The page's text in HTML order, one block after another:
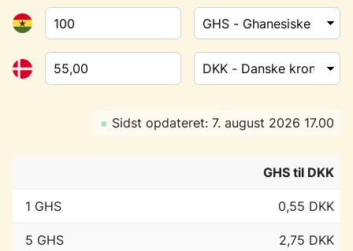
● Sidst opdateret: 7. august 2026 17.00
GHS til DKK
1 GHS 0,55 DKK
5 GHS 2,75 DKK